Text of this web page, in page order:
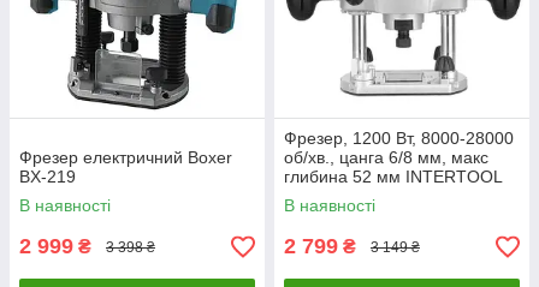
Фрезер електричний Boxer
BX-219
В наявності
2 999 ₴ 3 398 ₴
Фрезер, 1200 Вт, 8000-28000
об/хв., цанга 6/8 мм, макс
глибина 52 мм INTERTOOL
DT-0950
В наявності
2 799 ₴ 3 149 ₴